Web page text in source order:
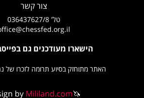
צור קשר
טל' 036437627/8
הישארו מעודכנים גם
האתר מתוחזק בסיוע תרומה לזכרו של
by Mililand.com🦄